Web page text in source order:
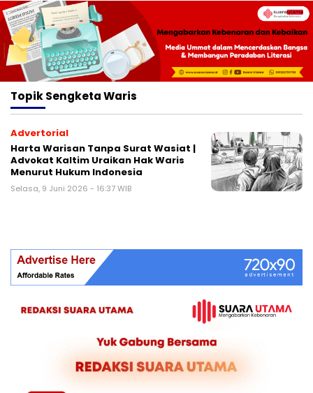
TopikSengketa Waris
Advertorial
Harta Warisan Tanpa Surat Wasiat |
Advokat Kaltim Uraikan Hak Waris
Menurut Hukum Indonesia
Selasa, 9 Juni 2026 - 16:37 WIB